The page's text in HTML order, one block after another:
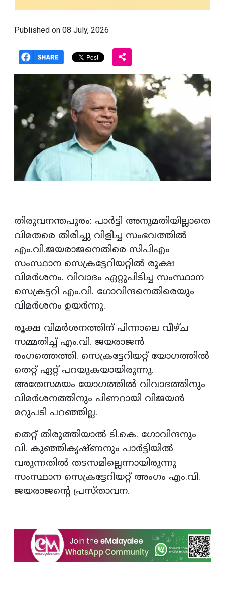
Published on 08 July, 2026
തിരുവനന്തപുരം: പാര്‍ട്ടി അനുമതിയില്ലാതെ
വിമതരെ തിരിച്ചു വിളിച്ച സംഭവത്തില്‍
എം.വി.ജയരാജനെതിരെ സിപിഎം
സംസ്ഥാന സെക്രട്ടേറിയറ്റില്‍ രൂക്ഷ
വിമര്‍ശനം. വിവാദം ഏറ്റുപിടിച്ച സംസ്ഥാന
സെക്രട്ടറി എം.വി. ഗോവിന്ദനെതിരെയും
വിമര്‍ശനം ഉയര്‍ന്നു.
രൂക്ഷ വിമര്‍ശനത്തിന് പിന്നാലെ വീഴ്ച
സമ്മതിച്ച് എം.വി. ജയരാജന്‍
രംഗത്തെത്തി. സെക്രട്ടേറിയറ്റ് യോഗത്തില്‍
തെറ്റ് ഏറ്റ് പറയുകയായിരുന്നു.
അതേസമയം യോഗത്തില്‍ വിവാദത്തിനും
വിമര്‍ശനത്തിനും പിണറായി വിജയന്‍
മറുപടി പറഞ്ഞില്ല.
തെറ്റ് തിരുത്തിയാല്‍ ടി.കെ. ഗോവിന്ദനും
വി. കുഞ്ഞികൃഷ്ണനും പാര്‍ട്ടിയില്‍
വരുന്നതില്‍ തടസമില്ലെന്നായിരുന്നു
സംസ്ഥാന സെക്രട്ടേറിയറ്റ് അംഗം എം.വി.
ജയരാജന്റെ പ്രസ്താവന.